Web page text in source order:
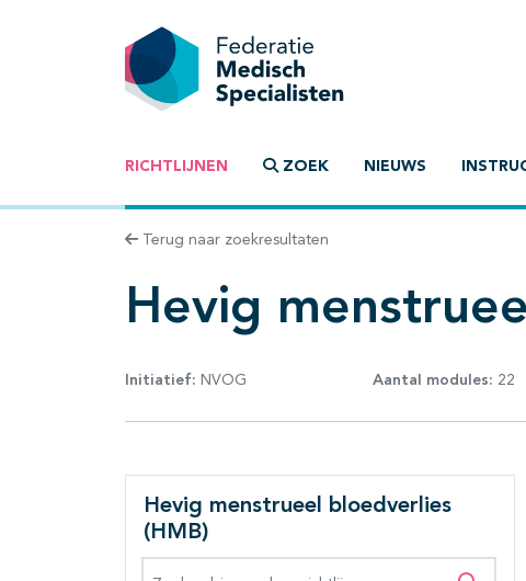
RICHTLIJNEN ZOEK NIEUWS
Terug naar zoekresultaten
Hevig
Initiatief: NVOG Aantal modules: 22
Hevig menstrueel bloedverlies
(HMB)